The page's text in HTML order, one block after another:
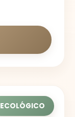
ECOLÓGICO